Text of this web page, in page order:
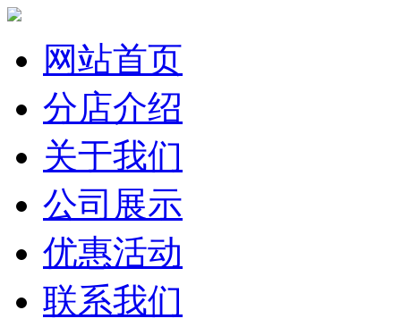
网站首页
分店介绍
关于我们
公司展示
优惠活动
联系我们